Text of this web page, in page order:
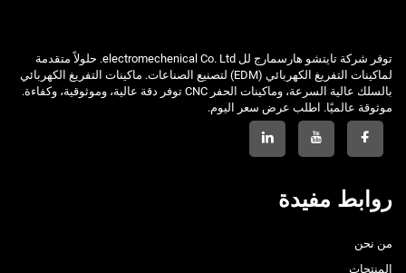
توفر شركة تايتشو هارسمارج لل electromechenical Co. Ltd. حلولاً متقدمة
لماكينات التفريغ الكهربائي (EDM) لتصنيع الصناعات. ماكينات التفريغ الكهربائي
بالسلك عالية السرعة، وماكينات الحفر CNC توفر دقة عالية، وموثوقية، وكفاءة.
موثوقة عالميًا. اطلب عرض سعر اليوم.
روابط مفيدة
من نحن
المنتجات